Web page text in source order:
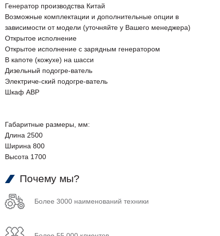
Генератор производства Китай
Возможные комплектации и дополнительные опции в
зависимости от модели (уточняйте у Вашего менеджера)
Открытое исполнение
Открытое исполнение с зарядным генератором
В капоте (кожухе) на шасси
Дизельный подогре-ватель
Электриче-ский подогре-ватель
Шкаф АВР
Габаритные размеры, мм:
Длина 2500
Ширина 800
Высота 1700
Почему мы?
Более 3000 наименований техники